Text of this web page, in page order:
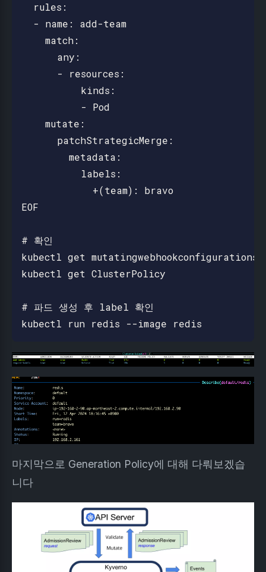
  rules:
  - name: add-team
    match:
      any:
      - resources:
          kinds:
          - Pod
    mutate:
      patchStrategicMerge:
        metadata:
          labels:
            +(team): bravo
EOF
# 확인
kubectl get mutatingwebhookconfigurations
kubectl get ClusterPolicy
# 파드 생성 후 label 확인
마지막으로 Generation Policy에 대해 다뤄보겠습
니다